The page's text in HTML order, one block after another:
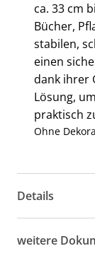
ca. 33 cm
Bücher,
stabilen,
einen
dank ihrer
Lösung,
praktisch
Ohne
Details
weitere